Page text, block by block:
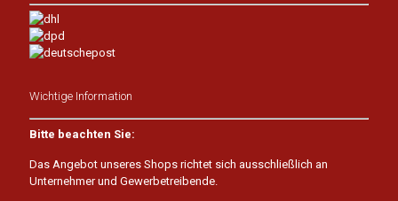
Wichtige Information
Bitte beachten Sie:
Das Angebot unseres Shops richtet sich ausschließlich an
Unternehmer und Gewerbetreibende.